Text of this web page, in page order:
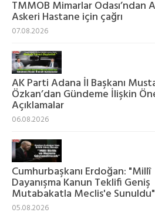
TMMOB Mimarlar Odası’ndan
Askeri Hastane için çağrı
07.08.2026
AK Parti Adana İl Başkanı
Özkan’dan Gündeme İlişkin
Açıklamalar
06.08.2026
Cumhurbaşkanı Erdoğan: "Millî
Dayanışma Kanun Teklifi Geniş
Mutabakatla Meclis'e Sunuldu"
05.08.2026